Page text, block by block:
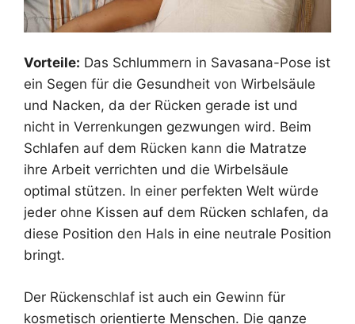
Vorteile: Das Schlummern in Savasana-Pose ist
ein Segen für die Gesundheit von Wirbelsäule
und Nacken, da der Rücken gerade ist und
nicht in Verrenkungen gezwungen wird. Beim
Schlafen auf dem Rücken kann die Matratze
ihre Arbeit verrichten und die Wirbelsäule
optimal stützen. In einer perfekten Welt würde
jeder ohne Kissen auf dem Rücken schlafen, da
diese Position den Hals in eine neutrale Position
bringt.
Der Rückenschlaf ist auch ein Gewinn für
kosmetisch orientierte Menschen. Die ganze